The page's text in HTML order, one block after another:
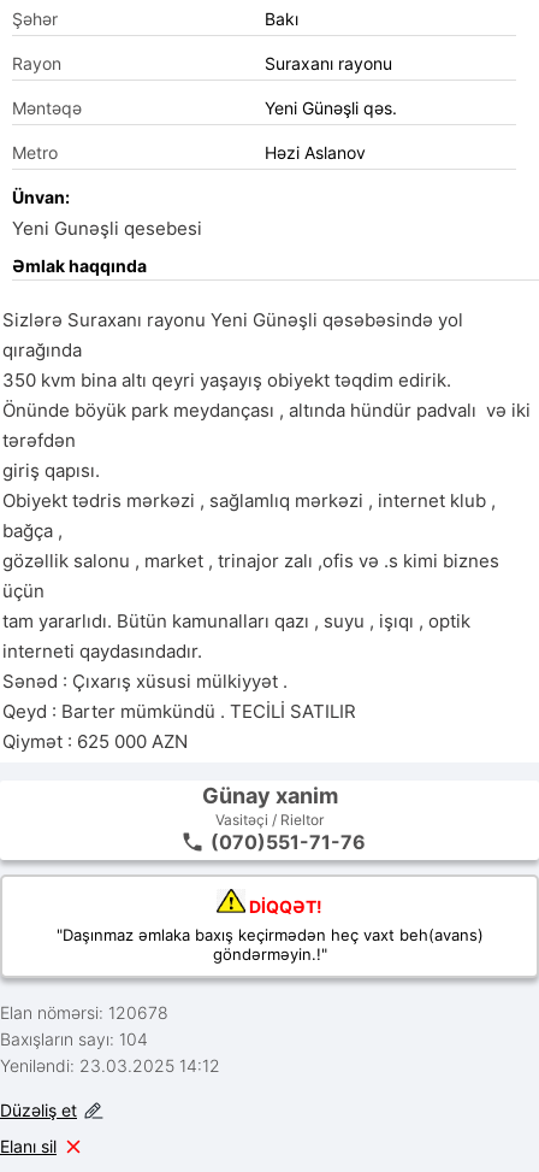
Şəhər Bakı
Rayon Suraxanı rayonu
Məntəqə Yeni Günəşli qəs.
Metro Həzi Aslanov
Ünvan:
Yeni Gunəşli qesebesi
Əmlak haqqında
Sizlərə Suraxanı rayonu Yeni Günəşli qəsəbəsində yol
qırağında
350 kvm bina altı qeyri yaşayış obiyekt təqdim edirik.
Önünde böyük park meydançası , altında hündür padvalı  və iki
tərəfdən
giriş qapısı.
Obiyekt tədris mərkəzi , sağlamlıq mərkəzi , internet klub ,
bağça ,
gözəllik salonu , market , trinajor zalı ,ofis və .s kimi biznes
üçün
tam yararlıdı. Bütün kamunalları qazı , suyu , işıqı , optik
interneti qaydasındadır.
Sənəd : Çıxarış xüsusi mülkiyyət .
Qeyd : Barter mümkündü . TECİLİ SATILIR
Qiymət : 625 000 AZN
Günay xanim
Vasitəçi / Rieltor
(070)551-71-76
DİQQƏT!
"Daşınmaz əmlaka baxış keçirmədən heç vaxt beh(avans)
göndərməyin.!"
Elan nömərsi: 120678
Baxışların sayı: 104
Yeniləndi: 23.03.2025 14:12
Düzəliş et
Elanı sil